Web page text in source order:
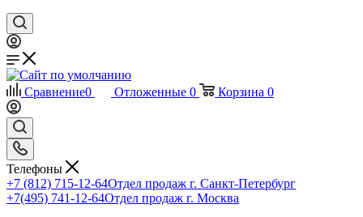
Сравнение0 Отложенные 0 Корзина 0
Телефоны
+7 (812) 715-12-64Отдел продаж г. Санкт-Петербург
+7(495) 741-12-64Отдел продаж г. Москва